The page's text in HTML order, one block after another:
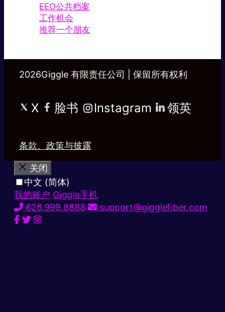
EEO公共档案
工作机会
推荐一个朋友
2026Giggle 有限责任公司 | 保留所有权利
X 脸书 Instagram 领英
条款、政策与披露
关闭
中文 (简体)
我的账户 Giggle手机
626.999.8888
support@gigglefiber.com